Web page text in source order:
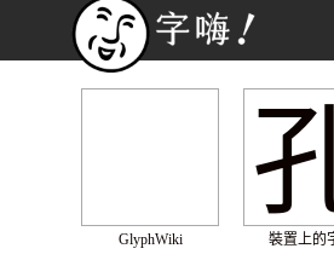
GlyphWiki 裝置上的